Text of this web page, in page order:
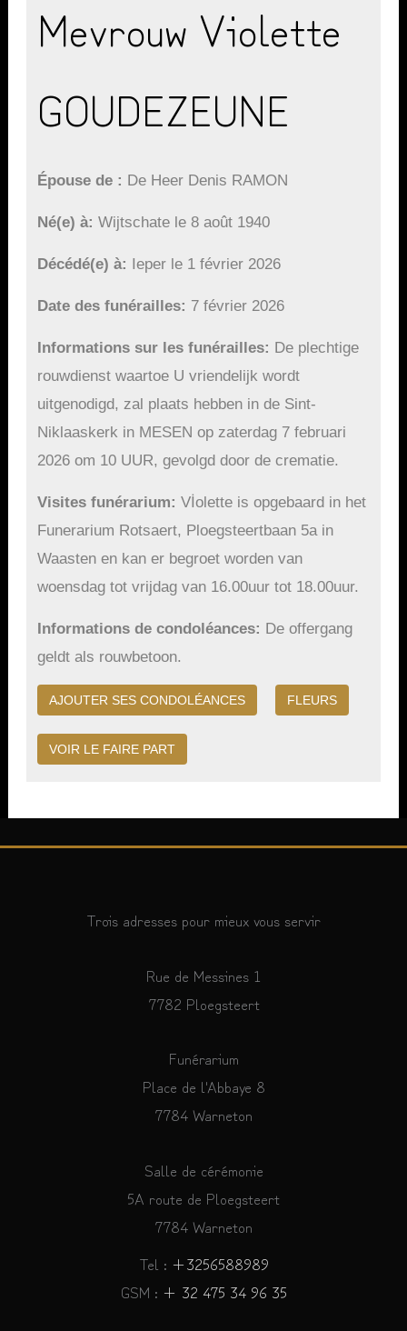
Mevrouw Violette
GOUDEZEUNE
Épouse de De Heer Denis RAMON
Né(e) à Wijtschate le 8 août 1940
Décédé(e) à Ieper le 1 février 2026
Date des funérailles 7 février 2026
Informations sur les funérailles
De plechtige
rouwdienst waartoe U vriendelijk wordt
uitgenodigd, zal plaats hebben in de Sint-
Niklaaskerk in MESEN op zaterdag 7 februari
2026 om 10 UUR, gevolgd door de crematie.
Visites funérarium
Vİolette is opgebaard in het
Funerarium Rotsaert, Ploegsteertbaan 5a in
Waasten en kan er begroet worden van
woensdag tot vrijdag van 16.00uur tot 18.00uur.
Informations de condoléances
De offergang
geldt als rouwbetoon.
Trois adresses pour mieux vous servir
Rue de Messines 1
7782 Ploegsteert
Funérarium
Place de l'Abbaye 8
7784 Warneton
Salle de cérémonie
5A route de Ploegsteert
7784 Warneton
Tel : +3256588989
GSM : + 32 475 34 96 35